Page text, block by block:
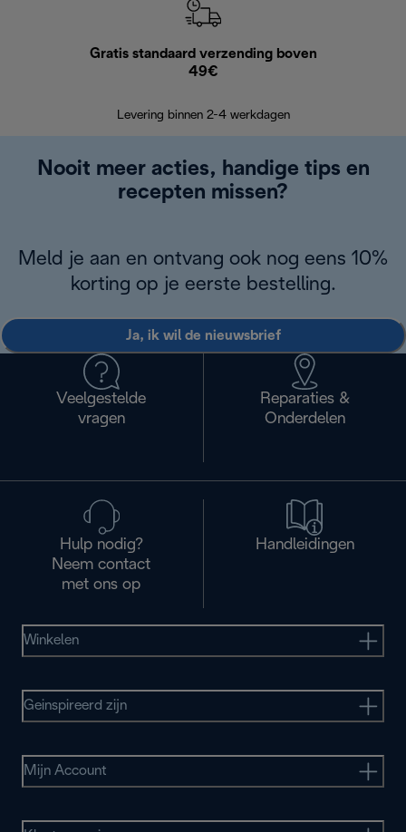
Gratis standaard verzending boven
49€
Levering binnen 2-4 werkdagen
Nooit meer acties, handige tips en
recepten missen?
Meld je aan en ontvang ook nog eens 10%
korting op je eerste bestelling.
Ja, ik wil de nieuwsbrief
Veelgestelde
vragen
Reparaties &
Onderdelen
Hulp nodig?
Neem contact
met ons op
Handleidingen
Winkelen
Geinspireerd zijn
Mijn Account